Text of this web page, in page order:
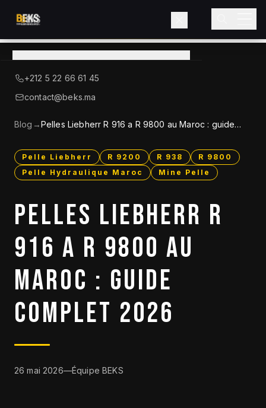
LIEBHERR — DISTRIBUTEUR OFFICIEL
Produits
Services
Blog
Contact
DESTOCKAGE
CATALOGUE
+212 5 22 66 61 45
contact@beks.ma
Blog →Pelles Liebherr R 916 a R 9800 au Maroc : guide
Pelle Liebherr R 9200 R 938
R 9800
Pelle Hydraulique Maroc
Mine Pelle
PELLES LIEBHERR R
916 A R 9800 AU
MAROC : GUIDE
COMPLET 2026
26 mai 2026—Équipe BEKS